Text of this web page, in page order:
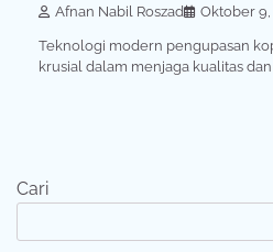
Afnan Nabil Roszad Oktober 9,
Teknologi modern pengupasan
krusial dalam menjaga kualitas
Cari